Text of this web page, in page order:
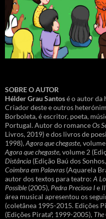
SOBRE O AUTOR
Hélder Grau Santosé o autor da
Criador deste e outros
Borboleta, é escritor, poeta,
Portugal. Autor do romanceOs
Livros, 2019) e dos livros de
1998),Agora que chegaste,
Agora que chegaste, volume 2
Distância (Edição Baú dos
Coimbra em Palavras (Aquarela
autor dos textos para teatro: A
Possible (2005), Pedra Preciosa Ie II
área musical apresentou os
(coletânea 1995-2015. Edições
(Edições Pirataº, 1999-2005), The